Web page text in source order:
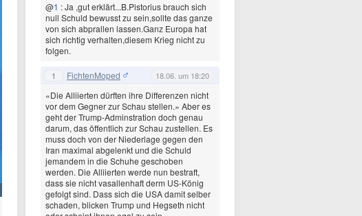
@1 : Ja ,gut erklärt...B.Pistorius brauch sich
null Schuld bewusst zu sein,sollte das ganze
von sich abprallen lassen.Ganz Europa hat
sich richtig verhalten,diesem Krieg nicht zu
folgen.
1 FichtenMoped 18.06. um 18:20
«Die Alliierten dürften ihre Differenzen nicht
vor dem Gegner zur Schau stellen.» Aber es
geht der Trump-Adminstration doch genau
darum, das öffentlich zur Schau zustellen. Es
muss doch von der Niederlage gegen den
Iran maximal abgelenkt und die Schuld
jemandem in die Schuhe geschoben
werden. Die Alliierten werde nun bestraft,
dass sie nicht vasallenhaft derm US-König
gefolgt sind. Dass sich die USA damit selber
schaden, blicken Trump und Hegseth nicht